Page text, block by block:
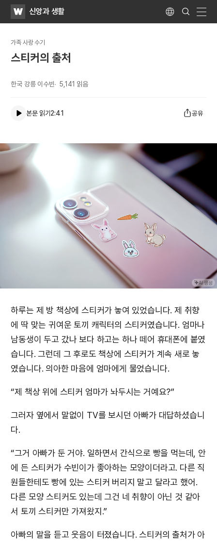
WATV신앙과 생활 Language
Search
Submit
가족 사랑 수기
스티커의 출처
한국 강릉 이수빈 5,141 읽음
본문 읽기2:41 공유
AI 생성
하루는 제 방 책상에 스티커가 놓여 있었습니다. 제 취향
에 딱 맞는 귀여운 토끼 캐릭터의 스티커였습니다. 엄마나
남동생이 두고 갔나 보다 하고는 하나 떼어 휴대폰에 붙였
습니다. 그런데 그 후로도 책상에 스티커가 계속 새로 놓
였습니다. 의아한 마음에 엄마에게 물었습니다.
“제 책상 위에 스티커 엄마가 놔두시는 거예요?”
그러자 옆에서 말없이 TV를 보시던 아빠가 대답하셨습니
다.
“그거 아빠가 둔 거야. 일하면서 간식으로 빵을 먹는데, 안
에 든 스티커가 수빈이가 좋아하는 모양이더라고. 다른 직
원들한테도 빵에 있는 스티커 버리지 말고 달라고 했어.
다른 모양 스티커도 있는데 그건 네 취향이 아닌 것 같아
서 토끼 스티커만 가져왔지.”
아빠의 말을 듣고 웃음이 터졌습니다. 스티커의 출처가 아